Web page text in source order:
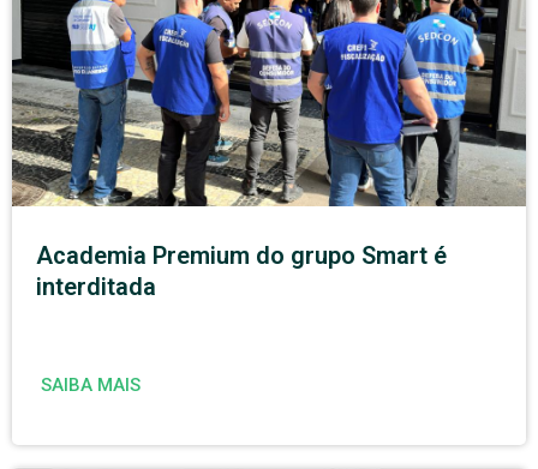
Academia Premium do grupo Smart é
interditada
SAIBA MAIS